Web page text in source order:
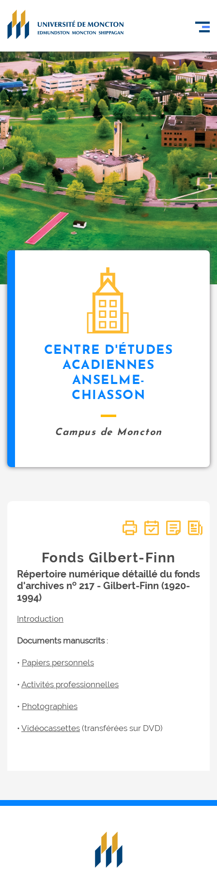
CENTRE D'ÉTUDES
ACADIENNES
ANSELME-
CHIASSON
Campus de Moncton
Fonds Gilbert-Finn
Répertoire numérique détaillé du fonds
d'archives no 217 - Gilbert-Finn (1920-
1994)
Introduction
Documents manuscrits:
• Papiers personnels
• Activités professionnelles
• Photographies
• Vidéocassettes (transférées sur DVD)